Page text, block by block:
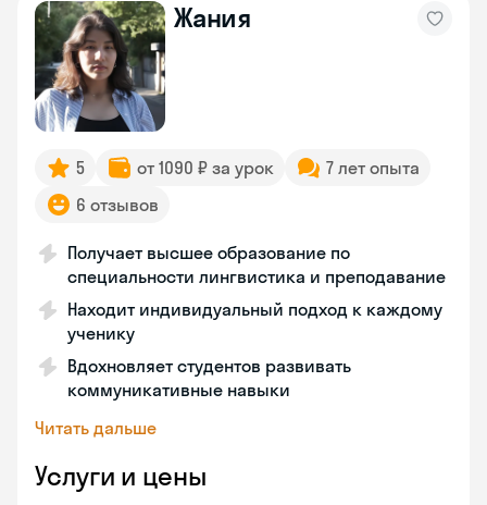
Жания
5 от 1090 ₽ за урок
7 лет опыта
6 отзывов
Получает высшее образование по
специальности лингвистика и преподавание
Находит индивидуальный подход к каждому
ученику
Вдохновляет студентов развивать
коммуникативные навыки
Читать дальше
Услуги и цены